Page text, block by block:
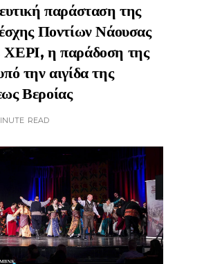
παράσταση της
Ποντίων Νάουσας
η παράδοση της
την αιγίδα της
Βεροίας
READ